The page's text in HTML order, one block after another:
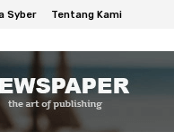
Syber Tentang Kami